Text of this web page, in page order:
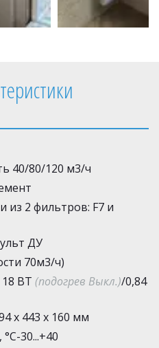
40/80/120 м3/ч
из 2 фильтров: F7 и
ДУ
70м3/ч)
ВТ (подогрев Выкл.)/0,84
х 443 х 160 мм
30...+40